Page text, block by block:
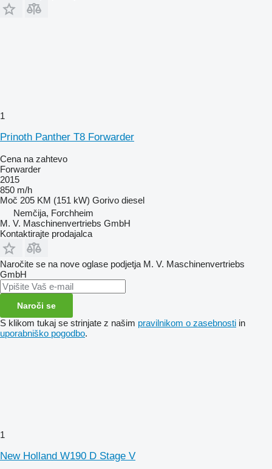
1
Prinoth Panther T8 Forwarder
Cena na zahtevo
Forwarder
2015
850 m/h
Moč 205 KM (151 kW) Gorivo diesel
Nemčija, Forchheim
M. V. Maschinenvertriebs GmbH
Kontaktirajte prodajalca
Naročite se na nove oglase podjetja M. V. Maschinenvertriebs
GmbH
Naroči se
S klikom tukaj se strinjate z našim pravilnikom o zasebnosti in
uporabniško pogodbo.
1
New Holland W190 D Stage V